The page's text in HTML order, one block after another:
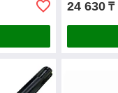
24 630 ₸